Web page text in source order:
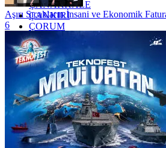
ÇANAKKALE
ÇANKIRI
ÇORUM
İSTANBUL
İZMİR
ŞANLIURFA
ŞIRNAK
Aşırı Sıcakların İnsani ve Ekonomik
6